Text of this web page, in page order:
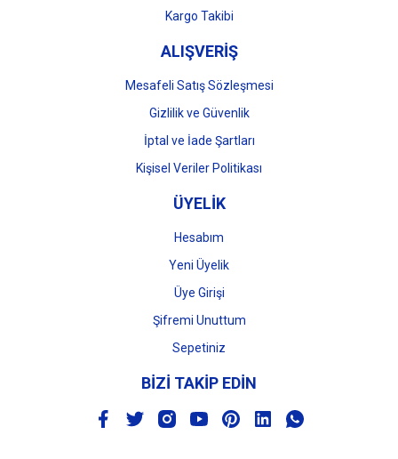
Kargo Takibi
ALIŞVERİŞ
Mesafeli Satış Sözleşmesi
Gizlilik ve Güvenlik
İptal ve İade Şartları
Kişisel Veriler Politikası
ÜYELİK
Hesabım
Yeni Üyelik
Üye Girişi
Şifremi Unuttum
Sepetiniz
BİZİ TAKİP EDİN